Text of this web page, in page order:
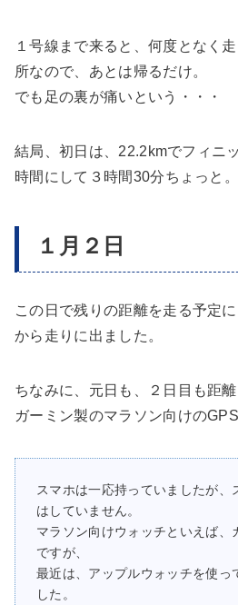
１号線まで来ると、何度となく
所なので、あとは帰るだけ。
でも足の裏が痛いという・・・
結局、 初日は、22.2kmでフィニ
時間にして３時間30分ちょっと。
１月２日
この日で残りの距離を走る予定
から走りに出ました。
ちなみに、元日も、２日目も距
ガーミン製のマラソン向けの
スマホは一応持っていましたが、
はしていません。
マラソン向けウォッチといえば、
ですが、
最近は、アップルウォッチを使っ
した。